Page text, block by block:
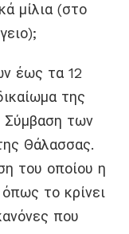
μίλια (στο
έως τα 12
της
Σύμβαση των
Θάλασσας.
του οποίου η
το κρίνει
που